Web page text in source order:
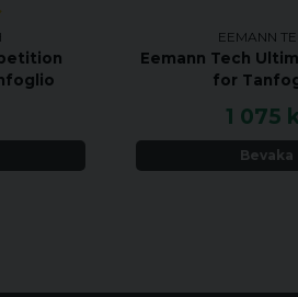
EEMANN
Eemann Tech
for
1 075
Bevaka